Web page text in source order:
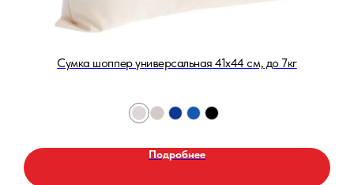
Сумка шоппер универсальная 41х44 см, до 7кг
Подробнее